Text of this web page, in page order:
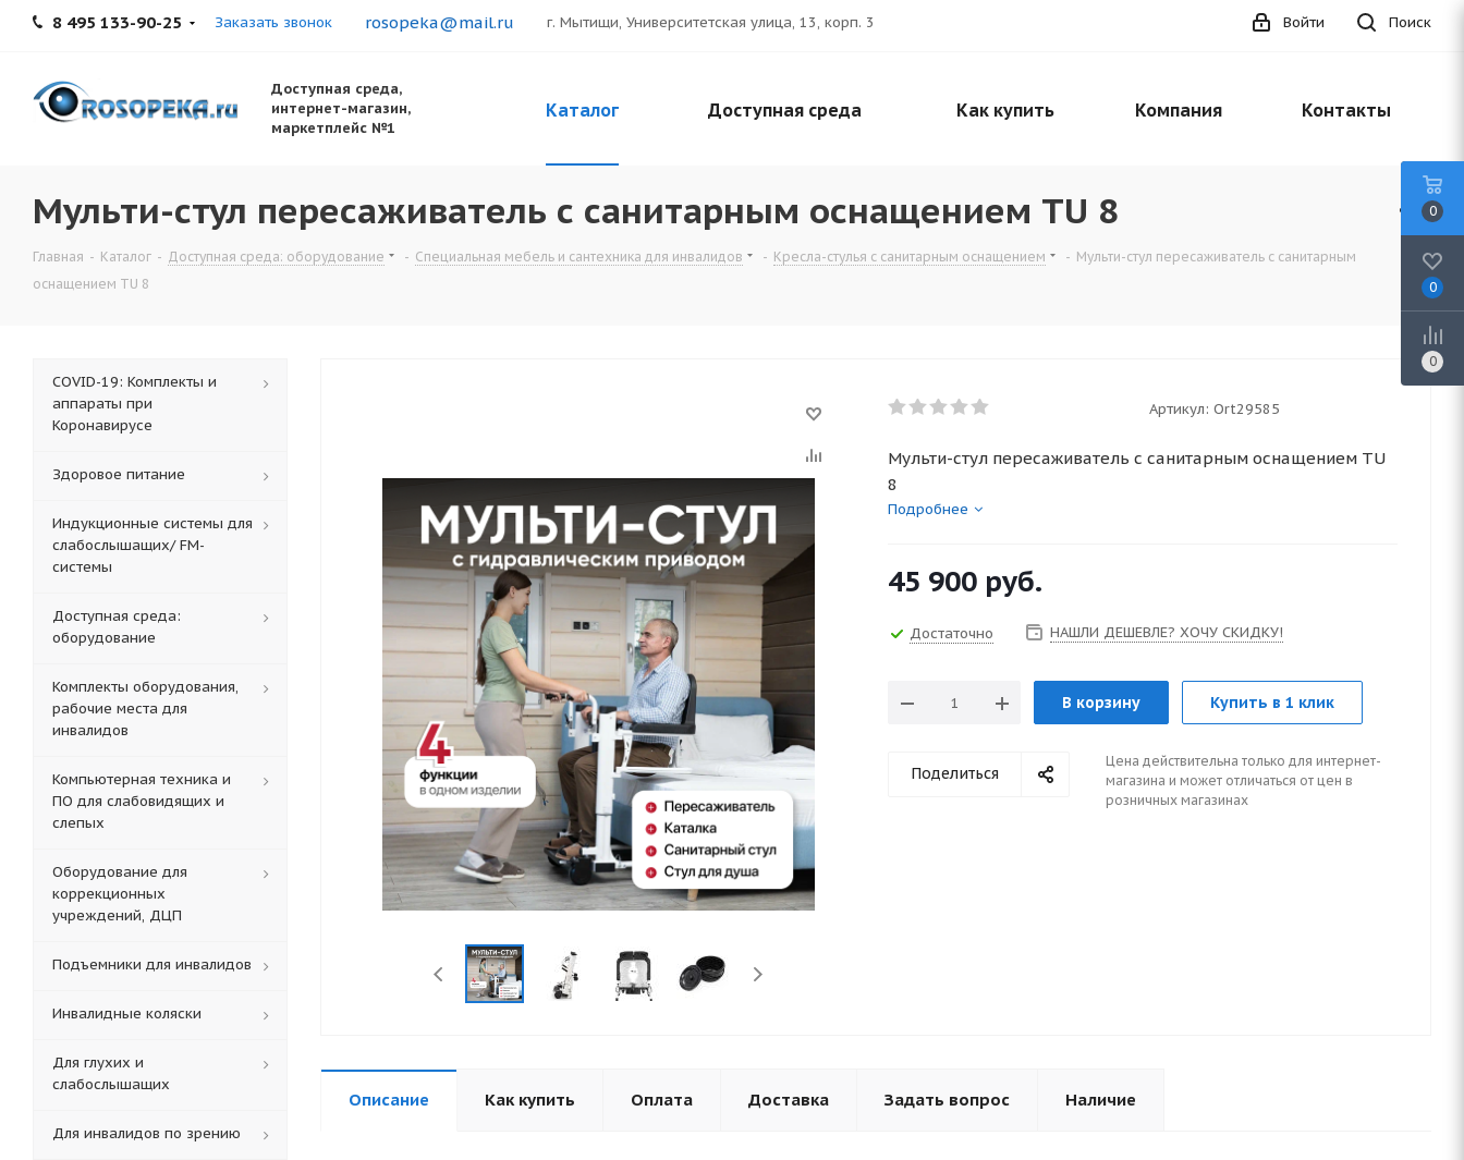
8 495 133-90-25 Заказать звонок rosopeka@mail.ru г. Мытищи, Университетская улица, 13, корп. 3 Поиск
Войти
Доступная среда,
интернет-магазин,
маркетплейс №1
Каталог Доступная среда Как купить Компания Контакты
Мульти-стул пересаживатель с санитарным оснащением TU 8
Главная - Каталог - Доступная среда: оборудование - Специальная мебель и сантехника для инвалидов - Кресла-стулья с санитарным оснащением - Мульти-стул пересаживатель с санитарным
оснащением TU 8
Артикул: Ort29585
Мульти-стул пересаживатель с санитарным оснащением TU
8
Подробнее
45 900 руб.
Достаточно НАШЛИ ДЕШЕВЛЕ? ХОЧУ СКИДКУ!
В корзину Купить в 1 клик
Поделиться
Цена действительна только для интернет-
магазина и может отличаться от цен в
розничных магазинах
Описание Как купить Оплата Доставка Задать вопрос Наличие
COVID-19: Комплекты и
аппараты при
Коронавирусе
Здоровое питание
Индукционные системы для
слабослышащих/ FM-
системы
Доступная среда:
оборудование
Комплекты оборудования,
рабочие места для
инвалидов
Компьютерная техника и
ПО для слабовидящих и
слепых
Оборудование для
коррекционных
учреждений, ДЦП
Подъемники для инвалидов
Инвалидные коляски
Для глухих и
слабослышащих
Для инвалидов по зрению
0
0
0